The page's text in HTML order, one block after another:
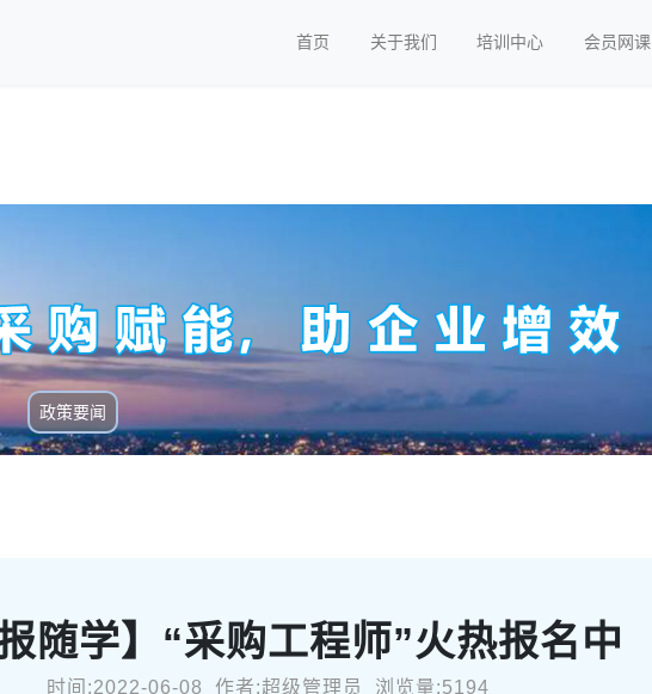
首页 关于我们 培训中心 会员网课
政策要闻
随学】“采购工程师”火热报名中
时间:2022-06-08 作者:超级管理员 浏览量:5194